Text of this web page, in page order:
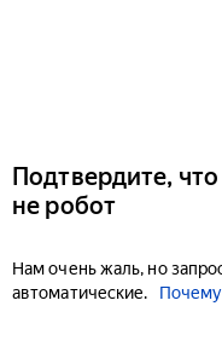
Подтвердите,
не робот
Нам очень жаль, но
автоматические.
Почему